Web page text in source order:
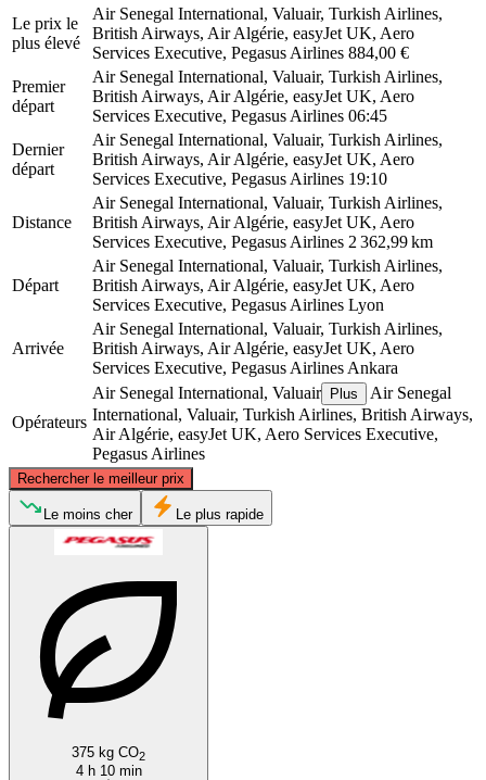
Le prix le
plus élevé
Air Senegal International, Valuair, Turkish Airlines,
British Airways, Air Algérie, easyJet UK, Aero
Services Executive, Pegasus Airlines 884,00 €
Premier
départ
Air Senegal International, Valuair, Turkish Airlines,
British Airways, Air Algérie, easyJet UK, Aero
Services Executive, Pegasus Airlines 06:45
Dernier
départ
Air Senegal International, Valuair, Turkish Airlines,
British Airways, Air Algérie, easyJet UK, Aero
Services Executive, Pegasus Airlines 19:10
Distance
Air Senegal International, Valuair, Turkish Airlines,
British Airways, Air Algérie, easyJet UK, Aero
Services Executive, Pegasus Airlines 2 362,99 km
Départ
Air Senegal International, Valuair, Turkish Airlines,
British Airways, Air Algérie, easyJet UK, Aero
Services Executive, Pegasus Airlines Lyon
Arrivée
Air Senegal International, Valuair, Turkish Airlines,
British Airways, Air Algérie, easyJet UK, Aero
Services Executive, Pegasus Airlines Ankara
Opérateurs
Air Senegal International, Valuair Plus
Air Senegal
International, Valuair, Turkish Airlines, British Airways,
Air Algérie, easyJet UK, Aero Services Executive,
Pegasus Airlines
Rechercher le meilleur prix
Le moins cher Le plus rapide
375 kg CO2
4 h 10 min